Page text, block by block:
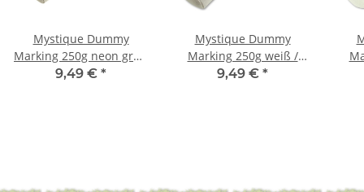
Mystique Dummy
Marking 250g neon grün
/ weiß
9,49 € *
Mystique Dummy
Marking 250g weiß /
hotpink
9,49 € *